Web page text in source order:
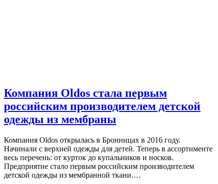
Компания Oldos стала первым
российским производителем детской
одежды из мембраны
Компания Oldos открылась в Бронницах в 2016 году.
Начинали с верхней одежды для детей. Теперь в ассортименте
весь перечень: от курток до купальников и носков.
Предприятие стало первым российским производителем
детской одежды из мембранной ткани.…